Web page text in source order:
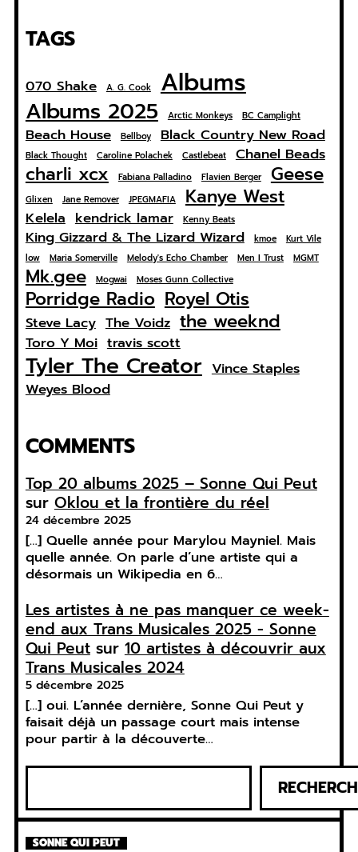
TAGS
070 Shake A. G. Cook Albums
Albums 2025 Arctic Monkeys BC Camplight
Beach House Bellboy Black Country New Road
Black Thought Caroline Polachek Castlebeat Chanel Beads
charli xcx Fabiana Palladino Flavien Berger Geese
Glixen Jane Remover JPEGMAFIA Kanye West
Kelela kendrick lamar Kenny Beats
King Gizzard & The Lizard Wizard kmoe
Kurt Vile
low
Maria Somerville Melody's Echo Chamber Men I Trust MGMT
Mk.gee Mogwai Moses Gunn Collective
Porridge Radio Royel Otis
Steve Lacy The Voidz the weeknd
Toro Y Moi travis scott
Tyler The Creator Vince Staples
Weyes Blood
COMMENTS
Top 20 albums 2025 – Sonne Qui Peut
sur Oklou et la frontière du réel
24 décembre 2025
[…] Quelle année pour Marylou Mayniel. Mais
quelle année. On parle d’une artiste qui a
désormais un Wikipedia en 6…
Les artistes à ne pas manquer ce week-
end aux Trans Musicales 2025 - Sonne
Qui Peutsur10 artistes à découvrir aux
Trans Musicales 2024
5 décembre 2025
[…] oui. L’année dernière, Sonne Qui Peut y
faisait déjà un passage court mais intense
pour partir à la découverte…
R
c
hSONNE QUI PEUT